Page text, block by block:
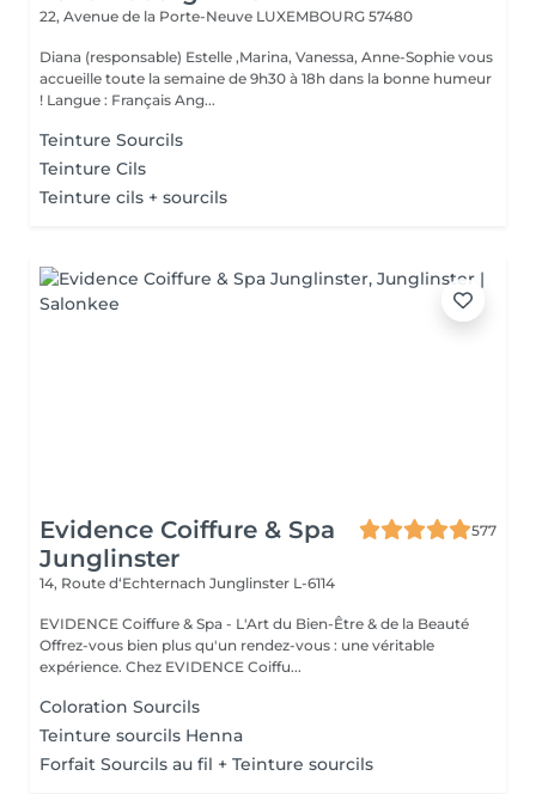
22, Avenue de la Porte-Neuve LUXEMBOURG 57480
Diana (responsable) Estelle ,Marina, Vanessa, Anne-Sophie vous
accueille toute la semaine de 9h30 à 18h dans la bonne humeur
! Langue : Français Ang...
Teinture Sourcils
Teinture Cils
Teinture cils + sourcils
Evidence Coiffure & Spa
Junglinster
577
14, Route d‘Echternach Junglinster L-6114
EVIDENCE Coiffure & Spa - L'Art du Bien-Être & de la Beauté
Offrez-vous bien plus qu'un rendez-vous : une véritable
expérience. Chez EVIDENCE Coiffu...
Coloration Sourcils
Teinture sourcils Henna
Forfait Sourcils au fil + Teinture sourcils